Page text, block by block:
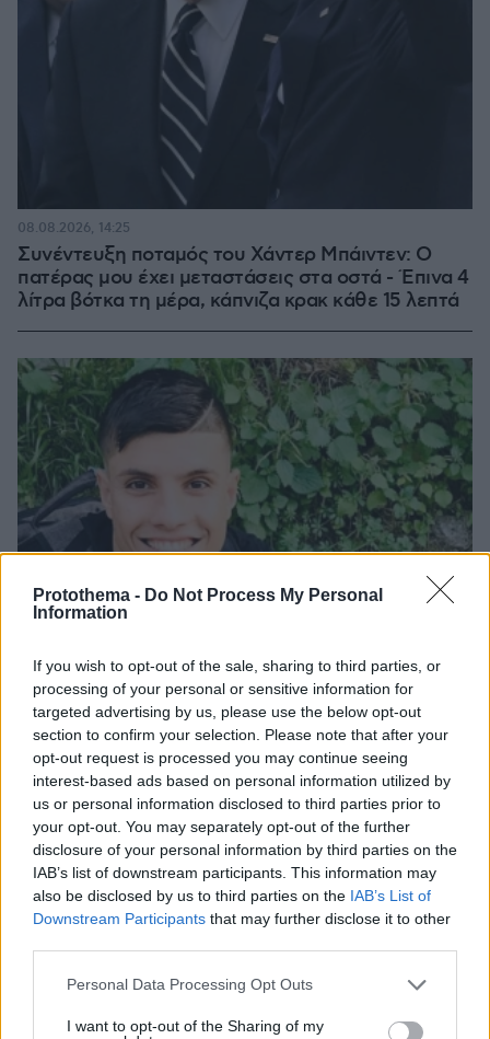
Protothema - Do Not Process My Personal
Information
If you wish to opt-out of the sale, sharing to third parties, or
processing of your personal or sensitive information for
targeted advertising by us, please use the below opt-out
section to confirm your selection. Please note that after your
opt-out request is processed you may continue seeing
interest-based ads based on personal information utilized by
us or personal information disclosed to third parties prior to
your opt-out. You may separately opt-out of the further
disclosure of your personal information by third parties on the
IAB’s list of downstream participants. This information may
also be disclosed by us to third parties on the IAB’s List of
Downstream Participants that may further disclose it to other
Please note that this website/app uses one or more Google
not limited to your visit or usage behaviour. You may click to
Personal Data Processing Opt Outs
I want to opt-out of the Sharing of my
Συνέντευξη ποταμός του Χάντερ Μπάιντεν: Ο
πατέρας μου έχει μεταστάσεις στα οστά - Έπινα 4
λίτρα βότκα τη μέρα, κάπνιζα κρακ κάθε 15 λεπτά
08.08.2026, 14:25
Από τη Μόρια στον γάμο, τη ΜΚΟ και την
κατηγορία για φόνο: Η σκοτεινή διαδρομή του
26χρονου Αφγανού που σκότωσε τη Βρετανίδα
στην Κυψέλη
08.08.2026, 12:18